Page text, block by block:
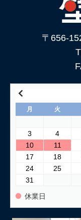
〒656-
月 火
3
4
10
11
17
18
24
25
31
休業日